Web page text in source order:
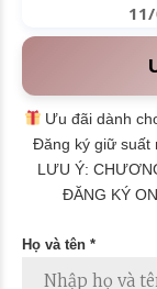
Ưu đãi dành
Đăng ký giữ suất
LƯU Ý:
ĐĂNG KÝ
Họ và tên *